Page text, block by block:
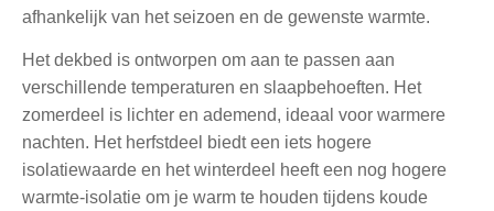
afhankelijk van het seizoen en de gewenste warmte.
Het dekbed is ontworpen om aan te passen aan
verschillende temperaturen en slaapbehoeften. Het
zomerdeel is lichter en ademend, ideaal voor warmere
nachten. Het herfstdeel biedt een iets hogere
isolatiewaarde en het winterdeel heeft een nog hogere
warmte-isolatie om je warm te houden tijdens koude